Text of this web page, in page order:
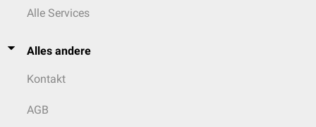
Alle Services
Alles andere
Kontakt
AGB